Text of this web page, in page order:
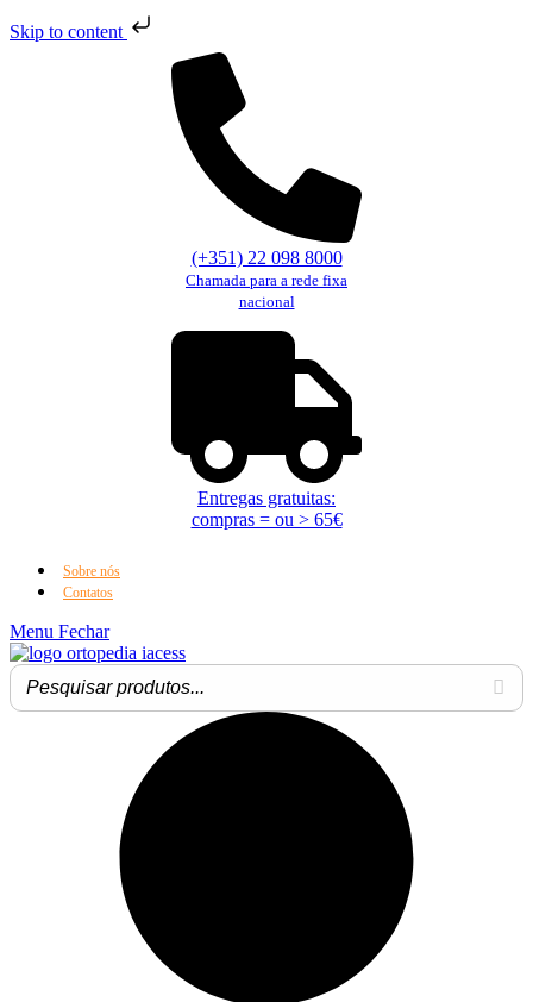
Skip to content
(+351) 22 098 8000
Chamada para a rede fixa
nacional
Entregas gratuitas:
compras = ou > 65€
Sobre nós
Contatos
Menu Fechar